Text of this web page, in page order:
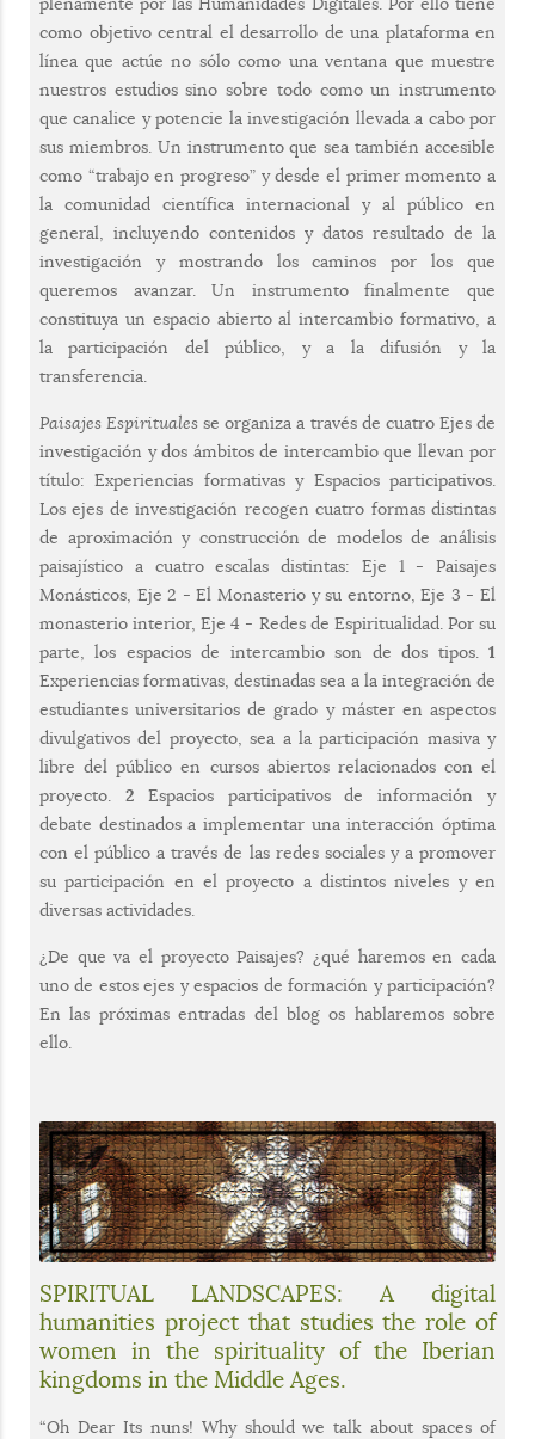
como objetivo central el desarrollo de una plataforma en
línea que actúe no sólo como una ventana que muestre
nuestros estudios sino sobre todo como un instrumento
que canalice y potencie la investigación llevada a cabo por
sus miembros. Un instrumento que sea también accesible
como “trabajo en progreso” y desde el primer momento a
la comunidad científica internacional y al público en
general, incluyendo contenidos y datos resultado de la
investigación y mostrando los caminos por los que
queremos avanzar. Un instrumento finalmente que
constituya un espacio abierto al intercambio formativo, a
la participación del público, y a la difusión y la
transferencia.
Paisajes Espirituales se organiza a través de cuatro Ejes de
investigación y dos ámbitos de intercambio que llevan por
título: Experiencias formativas y Espacios participativos.
Los ejes de investigación recogen cuatro formas distintas
de aproximación y construcción de modelos de análisis
paisajístico a cuatro escalas distintas: Eje 1 - Paisajes
Monásticos, Eje 2 - El Monasterio y su entorno, Eje 3 - El
monasterio interior, Eje 4 - Redes de Espiritualidad. Por su
parte, los espacios de intercambio son de dos tipos. 1
Experiencias formativas, destinadas sea a la integración de
estudiantes universitarios de grado y máster en aspectos
divulgativos del proyecto, sea a la participación masiva y
libre del público en cursos abiertos relacionados con el
proyecto. 2Espacios participativos de información y
debate destinados a implementar una interacción óptima
con el público a través de las redes sociales y a promover
su participación en el proyecto a distintos niveles y en
diversas actividades.
¿De que va el proyecto Paisajes? ¿qué haremos en cada
uno de estos ejes y espacios de formación y participación?
En las próximas entradas del blog os hablaremos sobre
ello.
SPIRITUAL LANDSCAPES: A digital
humanities project that studies the role of
women in the spirituality of the Iberian
kingdoms in the Middle Ages.
“Oh Dear Its nuns! Why should we talk about spaces of